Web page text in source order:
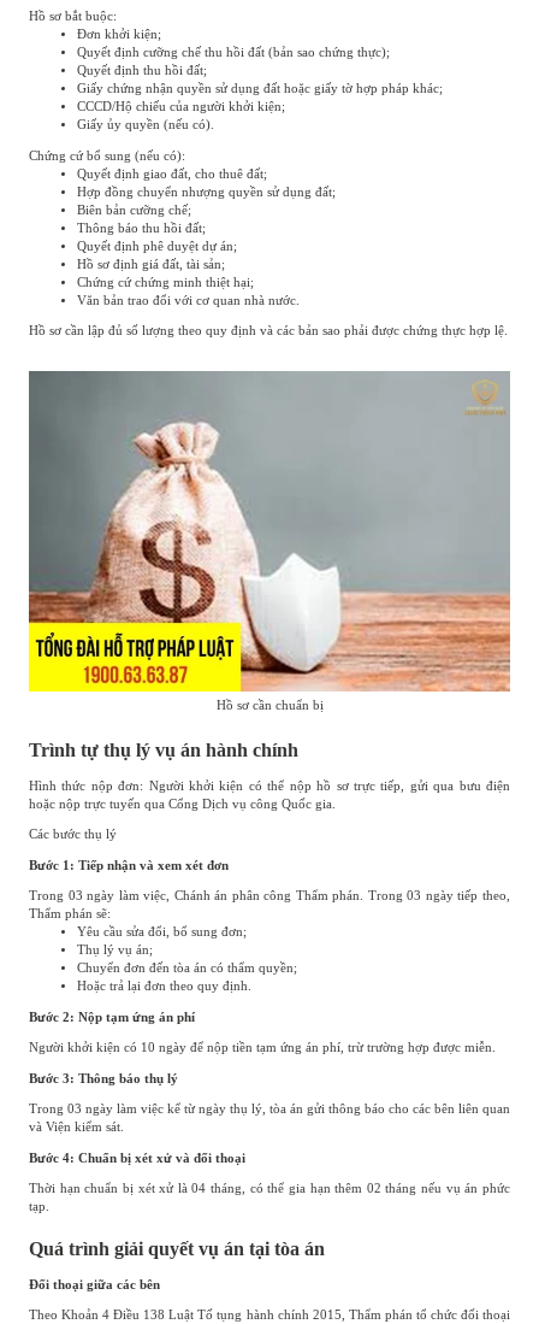
Hồ sơ bắt buộc:
Đơn khởi kiện;
Quyết định cưỡng chế thu hồi đất (bản sao chứng thực);
Quyết định thu hồi đất;
Giấy chứng nhận quyền sử dụng đất hoặc giấy tờ hợp pháp khác;
CCCD/Hộ chiếu của người khởi kiện;
Giấy ủy quyền (nếu có).
Chứng cứ bổ sung (nếu có):
Quyết định giao đất, cho thuê đất;
Hợp đồng chuyển nhượng quyền sử dụng đất;
Biên bản cưỡng chế;
Thông báo thu hồi đất;
Quyết định phê duyệt dự án;
Hồ sơ định giá đất, tài sản;
Chứng cứ chứng minh thiệt hại;
Văn bản trao đổi với cơ quan nhà nước.
Hồ sơ cần lập đủ số lượng theo quy định và các bản sao phải được chứng thực hợp lệ.
Hồ sơ cần chuẩn bị
Trình tự thụ lý vụ án hành chính
Hình thức nộp đơn: Người khởi kiện có thể nộp hồ sơ trực tiếp, gửi qua bưu điện
hoặc nộp trực tuyến qua Cổng Dịch vụ công Quốc gia.
Các bước thụ lý
Bước 1: Tiếp nhận và xem xét đơn
Trong 03 ngày làm việc, Chánh án phân công Thẩm phán. Trong 03 ngày tiếp theo,
Thẩm phán sẽ:
Yêu cầu sửa đổi, bổ sung đơn;
Thụ lý vụ án;
Chuyển đơn đến tòa án có thẩm quyền;
Hoặc trả lại đơn theo quy định.
Bước 2: Nộp tạm ứng án phí
Người khởi kiện có 10 ngày để nộp tiền tạm ứng án phí, trừ trường hợp được miễn.
Bước 3: Thông báo thụ lý
Trong 03 ngày làm việc kể từ ngày thụ lý, tòa án gửi thông báo cho các bên liên quan
và Viện kiểm sát.
Bước 4: Chuẩn bị xét xử và đối thoại
Thời hạn chuẩn bị xét xử là 04 tháng, có thể gia hạn thêm 02 tháng nếu vụ án phức
tạp.
Quá trình giải quyết vụ án tại tòa án
Đối thoại giữa các bên
Theo Khoản 4 Điều 138 Luật Tố tụng hành chính 2015, Thẩm phán tổ chức đối thoại